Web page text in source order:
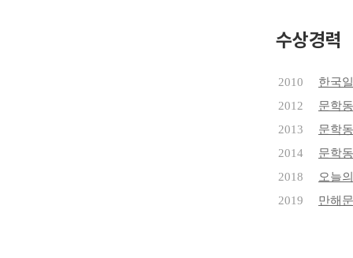
수상경력
2010
한국
2012
문학
2013
문학
2014
문학
2018
오늘
2019
만해